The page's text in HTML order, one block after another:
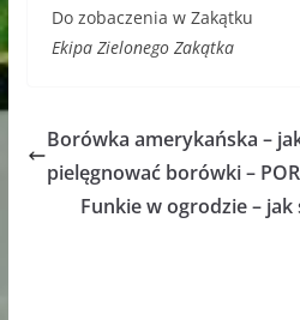
Do zobaczenia w Zakątku
Ekipa Zielonego Zakątka
Borówka amerykańska –
pielęgnować borówki –
Funkie w ogrodzie –